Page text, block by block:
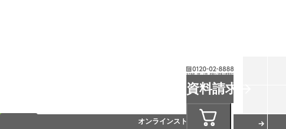
資料請求
オンラインストア